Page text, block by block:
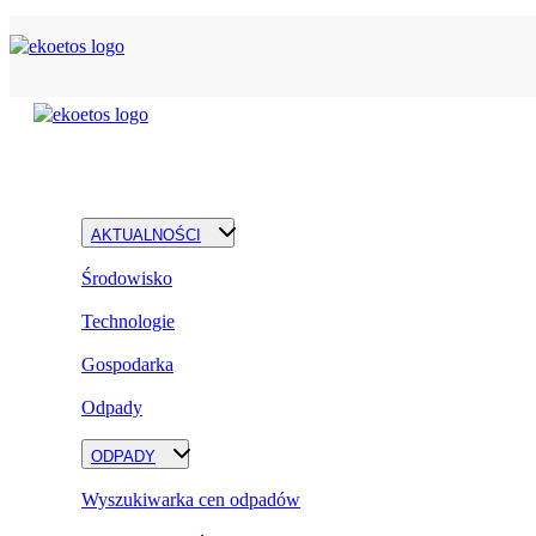
AKTUALNOŚCI
Środowisko
Technologie
Gospodarka
Odpady
ODPADY
Wyszukiwarka cen odpadów